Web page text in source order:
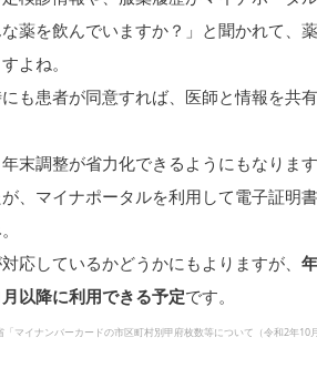
薬を飲んでいますか？」と聞かれて、
よね。
も患者が同意すれば、医師と情報を共
末調整が省力化できるようにもなりま
が、マイナポータルを利用して電子証明
応しているかどうかにもよりますが、
以降に利用できる予定です。
マイナンバーカードの市区町村別甲府枚数等について（令和2年10